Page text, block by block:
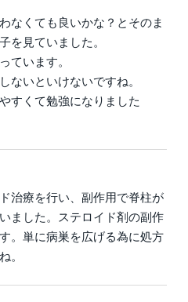
なくても良いかな？とそのま
を見ていました。
ています。
ないといけないですね。
すくて勉強になりました
治療を行い、副作用で脊柱が
ました。ステロイド剤の副作
。単に病巣を広げる為に処方
。